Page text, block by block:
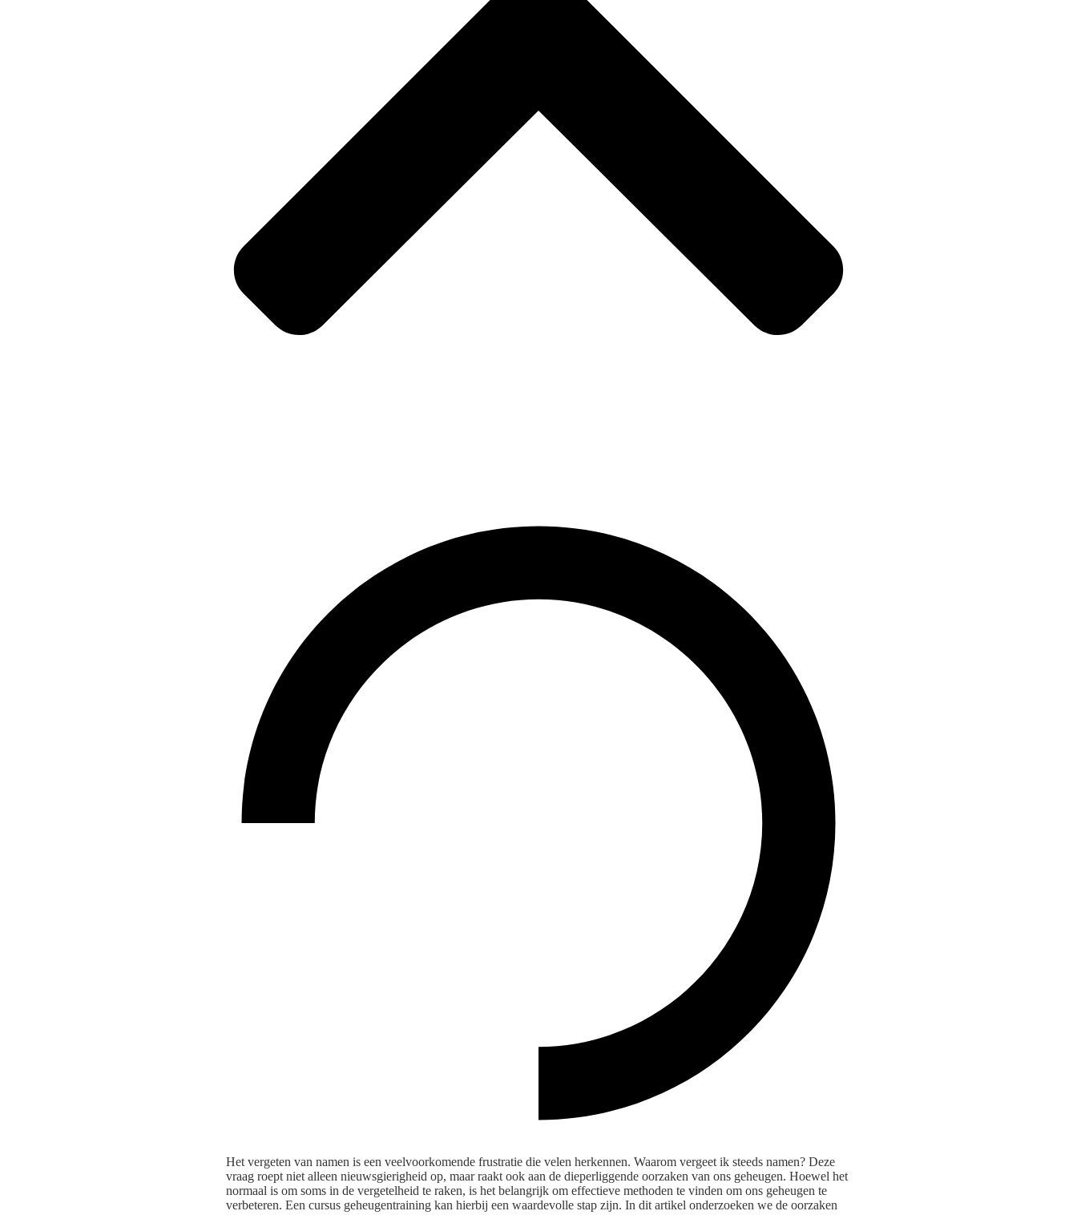
Het vergeten van namen is een veelvoorkomende frustratie die velen herkennen. Waarom vergeet ik steeds namen? Deze
vraag roept niet alleen nieuwsgierigheid op, maar raakt ook aan de dieperliggende oorzaken van ons geheugen. Hoewel het
normaal is om soms in de vergetelheid te raken, is het belangrijk om effectieve methoden te vinden om ons geheugen te
verbeteren. Een cursus geheugentraining kan hierbij een waardevolle stap zijn. In dit artikel onderzoeken we de oorzaken